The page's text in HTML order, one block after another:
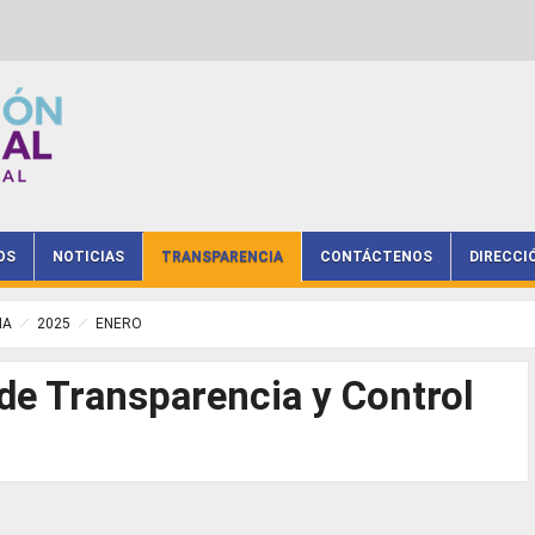
NOTICIAS TRANSPARENCIA CONTÁCTENOS
2025 ENERO
Transparencia y Control